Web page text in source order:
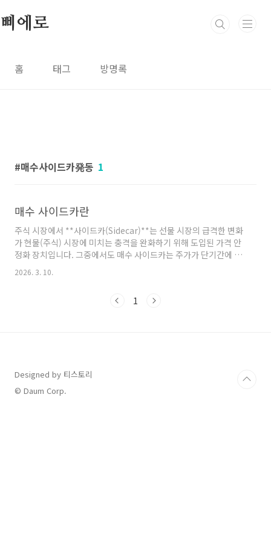
삐에로
홈 태그 방명록
매수사이드카発동 1
매수 사이드카란
주식 시장에서 **사이드카(Sidecar)**는 선물 시장의 급격한 변화
가 현물(주식) 시장에 미치는 충격을 완화하기 위해 도입된 가격 안
정화 장치입니다. 그중에서도 매수 사이드카는 주가가 단기간에 너
무 급격하게 오를 때 시장의 과열을 잠시 식히기 위해 발동됩니다.
블로그 독자분들이 이해하기 쉽게 핵심 내용을 단계별로 정리해 드
시정지 버튼'**입니다. 주가가 갑자기 폭등하면 투자자들이 이성을
2026. 3. 10.
1
Designed by 티스토리
© Daum Corp.